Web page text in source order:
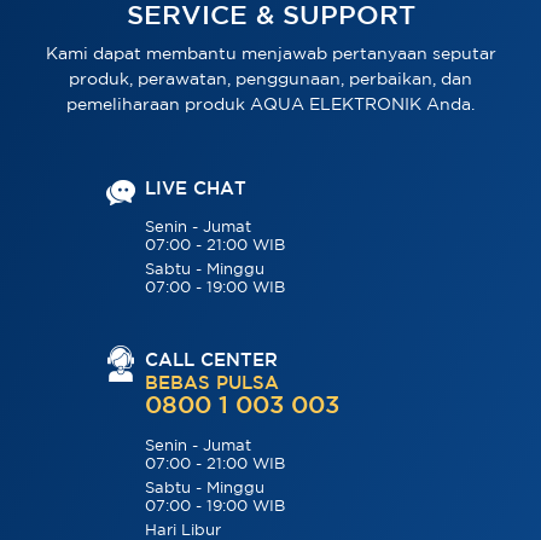
SERVICE & SUPPORT
Kami dapat membantu menjawab pertanyaan seputar
produk, perawatan, penggunaan, perbaikan, dan
pemeliharaan produk AQUA ELEKTRONIK Anda.
LIVE CHAT
Senin - Jumat
07:00 - 21:00 WIB
Sabtu - Minggu
07:00 - 19:00 WIB
CALL CENTER
BEBAS PULSA
0800 1 003 003
Senin - Jumat
07:00 - 21:00 WIB
Sabtu - Minggu
07:00 - 19:00 WIB
Hari Libur